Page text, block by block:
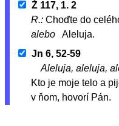
Ž 117, 1. 2
R.: Choďte do
alebo
Aleluja.
Jn 6, 52-59
Aleluja, aleluja,
Kto je moje telo a
v ňom, hovorí Pán.